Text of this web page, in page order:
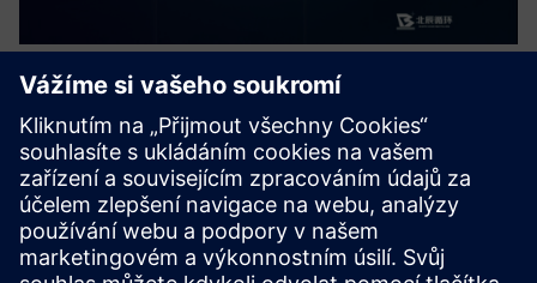
Precise Dismantling Solution for Li-
ion Battery Recycling
Precise Dismantling Solution, achieving visual guidance for
the disassembly process of retired batteries, early warning
of dangerous operations, human-machine collaborative
work, and enhancing the production efficiency level of th...